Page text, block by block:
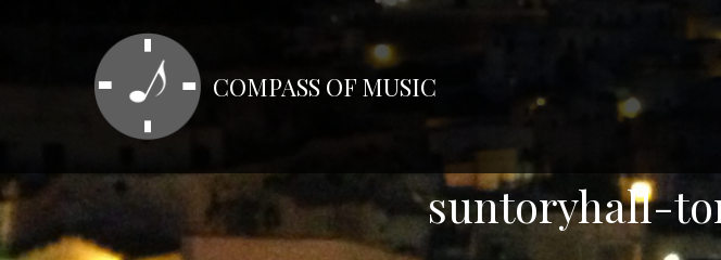
キ
ッ
プ
COMPASS OF MUSIC
suntoryhall-